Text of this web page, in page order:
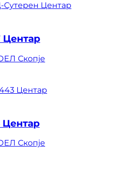
Сутерен Центар
Скопје
Центар
Скопје